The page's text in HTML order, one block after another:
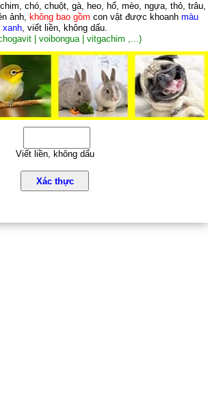
chó, chuột, gà, heo, hổ, mèo, ngựa, thỏ, trâu,
ảnh, không bao gồm con vật được khoanh màu
xanh, viết liền, không dấu.
| voibongua | vitgachim ,...)
Viết liền, không dấu
Xác thực